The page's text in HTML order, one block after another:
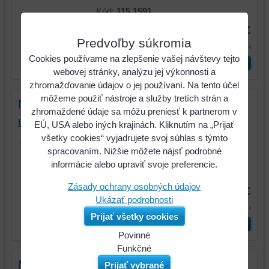
Kód:115.1591
28,38 €
s DPH
ks Vložiť do košíka
Nerezový káblový viazač s guľovým
uzáverom, 4,6x250mm
Nerezový káblový viazač s guľovým
uzáverom, 4,6x250mm
115.1592
31,23 €
s DPH
ks Vložiť do košíka
Nerezový káblový viazač s guľovým
Predvoľby súkromia
Cookies používame na zlepšenie vašej návštevy tejto
webovej stránky, analýzu jej výkonnosti a
zhromažďovanie údajov o jej používaní. Na tento účel
môžeme použiť nástroje a služby tretích strán a
zhromaždené údaje sa môžu preniesť k partnerom v
EÚ, USA alebo iných krajinách. Kliknutím na „Prijať
všetky cookies“ vyjadrujete svoj súhlas s týmto
spracovaním. Nižšie môžete nájsť podrobné
informácie alebo upraviť svoje preferencie.
Zásady ochrany osobných údajov
Ukázať podrobnosti
Prijať všetky cookies
Povinné
Funkčné
Prijať vybrané